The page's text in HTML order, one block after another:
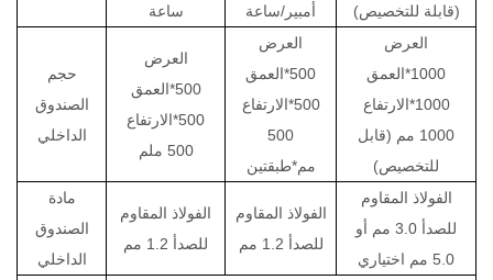
ساعة
أمبير/ساعة
(قابلة للتخصيص)
حجم
الصندوق
الداخلي
العرض
500*العمق
500*الارتفاع
500 ملم
العرض
500*العمق
500*الارتفاع
500
مم*طبقتين
العرض
1000*العمق
1000*الارتفاع
1000 مم (قابل
للتخصيص)
مادة
الصندوق
الداخلي
الفولاذ المقاوم
للصدأ 1.2 مم
الفولاذ المقاوم
للصدأ 1.2 مم
الفولاذ المقاوم
للصدأ 3.0 مم أو
5.0 مم اختياري